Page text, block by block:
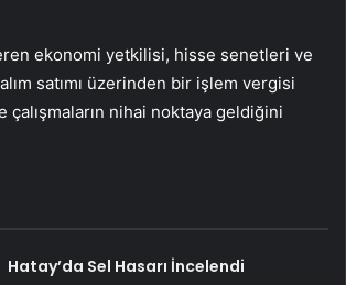
ekonomi yetkilisi, hisse senetleri ve
satımı üzerinden bir işlem vergisi
çalışmaların nihai noktaya geldiğini
Hatay’da Sel Hasarı İncelendi